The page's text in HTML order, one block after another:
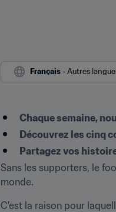
Français - Autres
Chaque semaine,
Découvrez les cinq
Partagez vos
Sans les supporters, le
monde.
C’est la raison pour